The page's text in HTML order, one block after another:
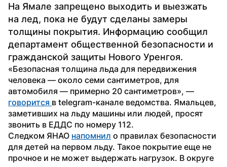
На Ямале запрещено выходить и выезжать
на лед, пока не будут сделаны замеры
толщины покрытия. Информацию сообщил
департамент общественной безопасности и
гражданской защиты Нового Уренгоя.
«Безопасная толщина льда для передвижения
человека — около семи сантиметров, для
говорится в telegram-канале ведомства. Ямальцев,
заметивших на льду машины или людей, просят
звонить в ЕДДС по номеру 112.
Следком ЯНАО напомнил о правилах безопасности
для детей на первом льду. Такое покрытие еще не
прочное и не может выдержать нагрузок. В округе